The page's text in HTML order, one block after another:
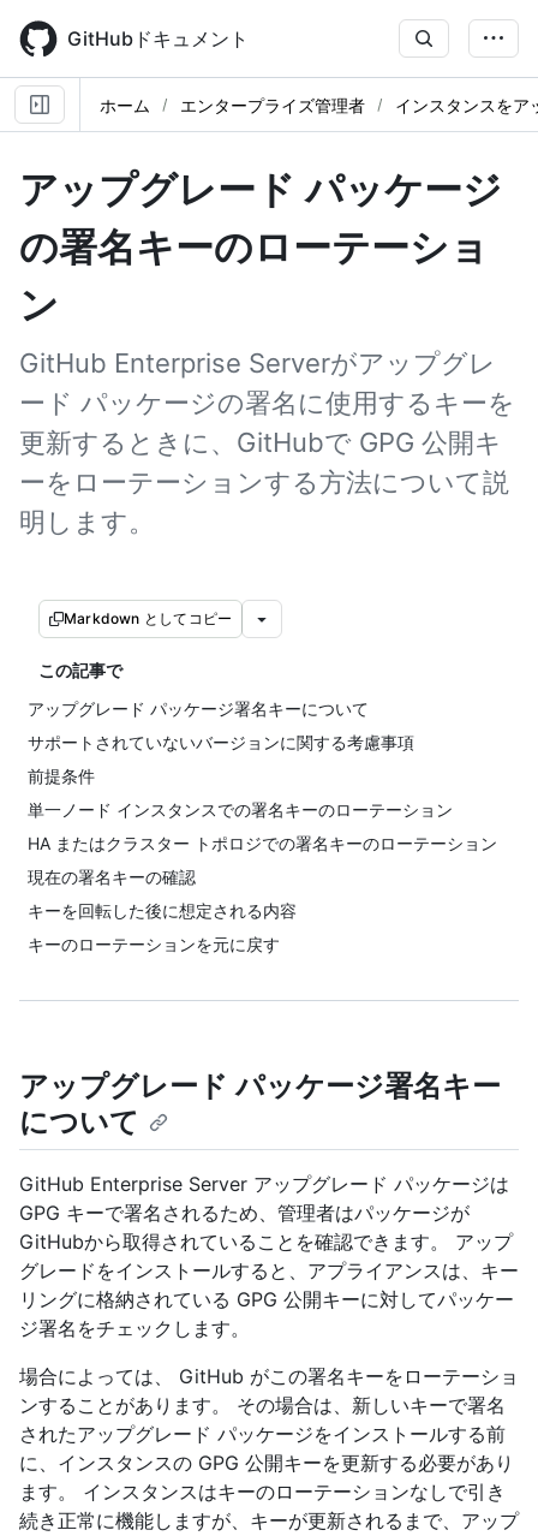
main
content
GitHubドキュメント
ホーム エンタープライズ管理者 インスタンスをア
アップグレード パッケージ
の署名キーのローテーショ
ン
GitHub Enterprise Serverがアップグレ
ード パッケージの署名に使用するキーを
更新するときに、GitHubで GPG 公開キ
ーをローテーションする方法について説
明します。
Markdown としてコピー
この記事で
アップグレード パッケージ署名キーについて
サポートされていないバージョンに関する考慮事項
前提条件
単一ノード インスタンスでの署名キーのローテーション
HA またはクラスター トポロジでの署名キーのローテーション
現在の署名キーの確認
キーを回転した後に想定される内容
キーのローテーションを元に戻す
アップグレード パッケージ署名キー
について
GitHub Enterprise Server アップグレード パッケージは
GPG キーで署名されるため、管理者はパッケージが
GitHubから取得されていることを確認できます。 アップ
グレードをインストールすると、アプライアンスは、キー
リングに格納されている GPG 公開キーに対してパッケー
ジ署名をチェックします。
場合によっては、 GitHub がこの署名キーをローテーショ
ンすることがあります。 その場合は、新しいキーで署名
されたアップグレード パッケージをインストールする前
に、インスタンスの GPG 公開キーを更新する必要があり
ます。 インスタンスはキーのローテーションなしで引き
続き正常に機能しますが、キーが更新されるまで、アップ